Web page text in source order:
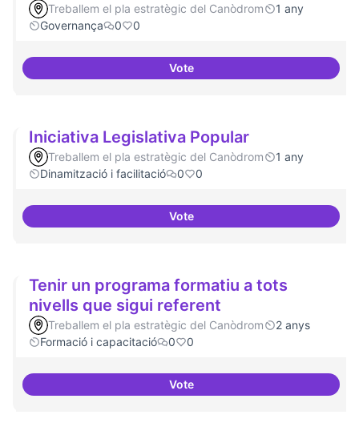
Treballem el pla estratègic del Canòdrom
1 any
Governança
0 0
VoteActividades vinculadas a la
Iniciativa Legislativa Popular
Treballem el pla estratègic del Canòdrom
1 any
Dinamització i facilitació
0 0
VoteIniciativa Legislativa Popular
Tenir un programa formatiu a tots
nivells que sigui referent
Treballem el pla estratègic del Canòdrom
2 anys
Formació i capacitació
0 0
VoteTenir un programa formatiu a